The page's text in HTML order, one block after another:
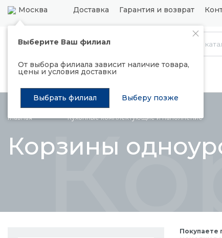
Москва Доставка Гарантия и возврат
Выберите Ваш филиал
От выбора филиала зависит наличие товара,
цены и условия доставки
Выбрать филиал Выберу позже
Каталог
Распродажа Подъемные механизмы
Главная Кухонные комплектующие инаполнение
Корзины
Покупаете